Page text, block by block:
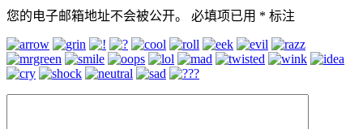
您的电子邮箱地址不会被公开。 必填项已用 * 标注